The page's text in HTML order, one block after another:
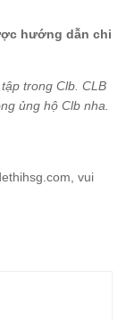
hướng dẫn chi
trong Clb. CLB
ủng hộ Clb nha.
vui